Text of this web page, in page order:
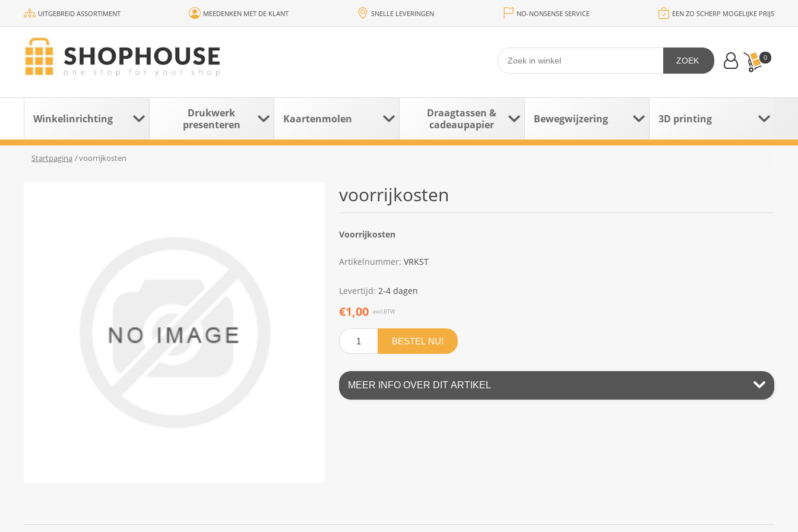
UITGEBREID ASSORTIMENT MEEDENKEN MET DE KLANT SNELLE LEVERINGEN NO-NONSENSE SERVICE EEN ZO SCHERP MOGELIJKE PRIJS
0
ZOEK
Winkelinrichting
Drukwerk
presenteren
Kaartenmolen
Draagtassen &
cadeaupapier
Bewegwijzering 3D printing
Startpagina /voorrijkosten
voorrijkosten
Voorrijkosten
Artikelnummer: VRKST
Levertijd: 2-4 dagen
€1,00 excl.BTW
BESTEL NU!
MEER INFO OVER DIT ARTIKEL